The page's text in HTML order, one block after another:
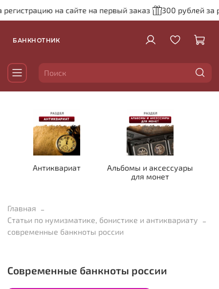
на сайте на первый заказ 300 рублей за
БАНКНОТНИК
Антиквариат
Альбомы и аксессуары
для монет
Главная
Статьи по нумизматике, бонистике и антиквариату
современные банкноты россии
современные банкноты россии